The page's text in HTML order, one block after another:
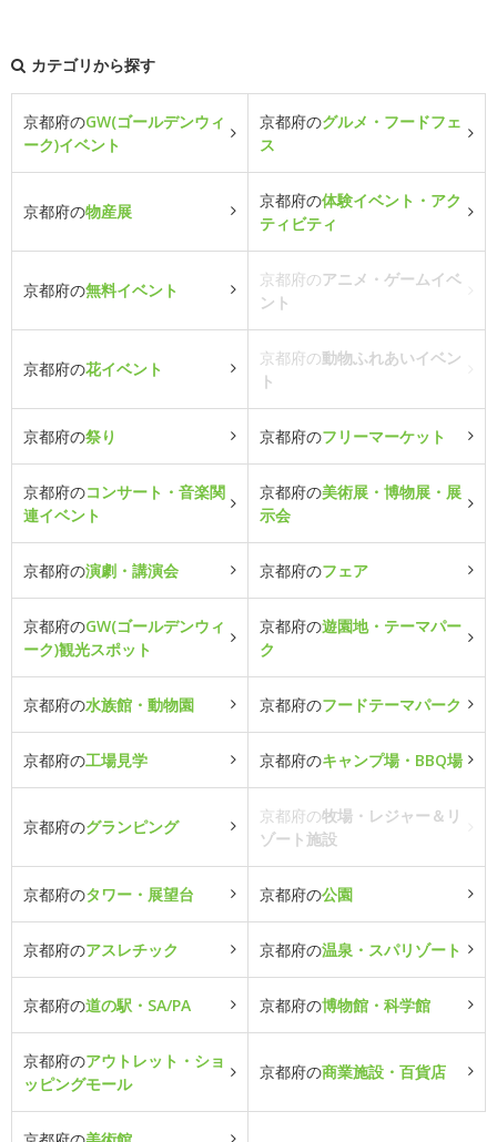
カテゴリから探す
京都府のGW(ゴールデンウィ
ーク)イベント
京都府のグルメ・フードフェ
ス
京都府の物産展
京都府の体験イベント・アク
ティビティ
京都府の無料イベント
京都府のアニメ・ゲームイベ
ント
京都府の花イベント
京都府の動物ふれあいイベン
ト
京都府の祭り 京都府のフリーマーケット
京都府のコンサート・音楽関
連イベント
京都府の美術展・博物展・展
示会
京都府の演劇・講演会 京都府のフェア
京都府のGW(ゴールデンウィ
ーク)観光スポット
京都府の遊園地・テーマパー
ク
京都府の水族館・動物園 京都府のフードテーマパーク
京都府の工場見学 京都府のキャンプ場・BBQ場
京都府のグランピング
京都府の牧場・レジャー＆リ
ゾート施設
京都府のタワー・展望台 京都府の公園
京都府のアスレチック 京都府の温泉・スパリゾート
京都府の道の駅・SA/PA 京都府の博物館・科学館
京都府のアウトレット・ショ
ッピングモール
京都府の商業施設・百貨店